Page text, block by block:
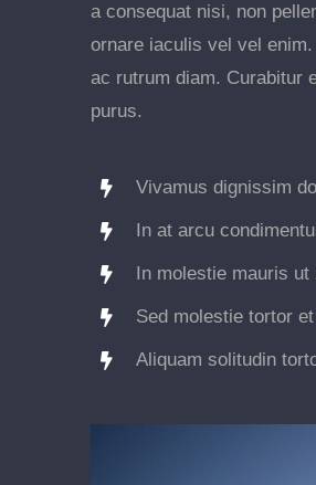
a consequat nisi, non
ornare iaculis vel vel
ac rutrum diam. Curabitur
purus.
Vivamus dignissim
In at arcu
In molestie mauris
Sed molestie tortor
Aliquam solitudin